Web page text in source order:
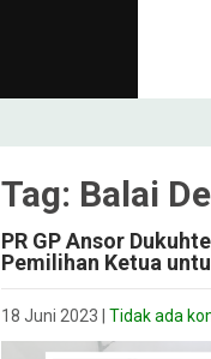
Tag: Balai
PR GP Ansor
Pemilihan Ketua
18 Juni 2023 Tidak ada